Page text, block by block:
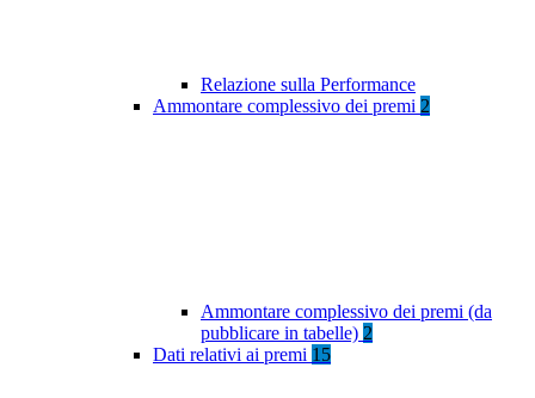
Relazione sulla Performance
Ammontare complessivo dei premi 2
Ammontare complessivo dei premi (da
pubblicare in tabelle) 2
Dati relativi ai premi 15